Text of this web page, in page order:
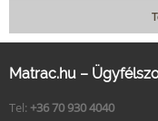
Matrac.hu –
Tel: +36 70 930 4040